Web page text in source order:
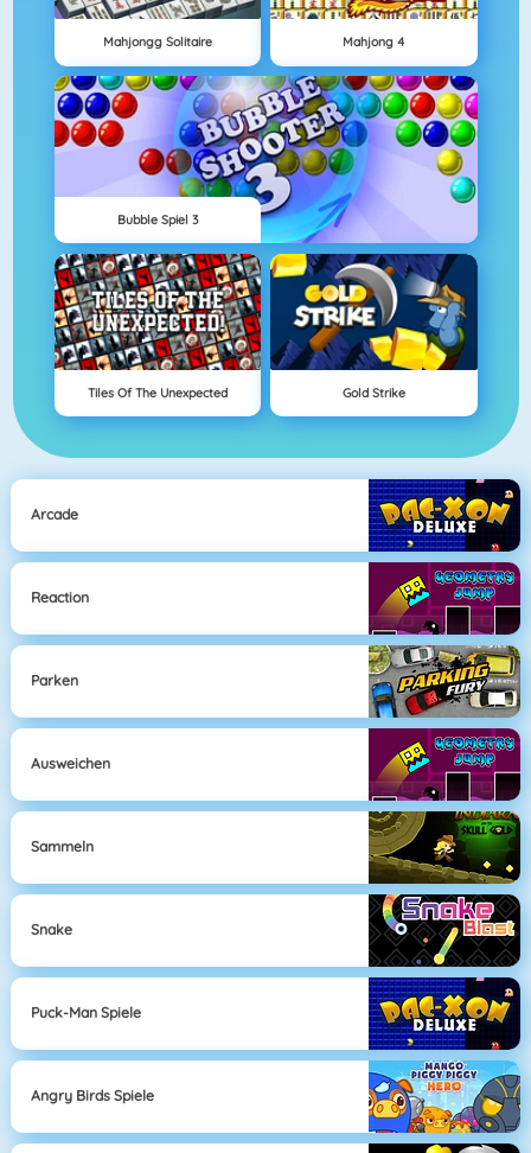
Mahjongg Solitaire Mahjong 4
Bubble Spiel 3
Tiles Of The Unexpected Gold Strike
Arcade
Reaction
Parken
Ausweichen
Sammeln
Snake
Puck-Man Spiele
Angry Birds Spiele